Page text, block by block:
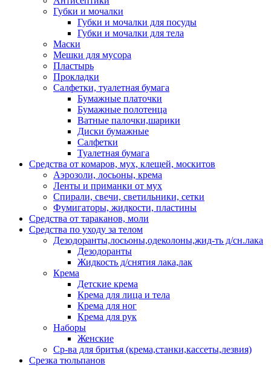
Губки и мочалки
Губки и мочалки для посуды
Губки и мочалки для тела
Маски
Мешки для мусора
Пластырь
Прокладки
Салфетки, туалетная бумага
Бумажные платочки
Бумажные полотенца
Ватные палочки,шарики
Диски бумажные
Салфетки
Туалетная бумага
Средства от комаров, мух, клещей, москитов
Аэрозоли, лосьоны, крема
Ленты и приманки от мух
Спирали, свечи, светильники, сетки
Фумигаторы, жидкости, пластины
Средства от тараканов, моли
Средства по уходу за телом
Дезодоранты,лосьоны,одеколоны,жид-ть д/сн.лака
Дезодоранты
Жидкость д/снятия лака,лак
Крема
Детские крема
Крема для лица и тела
Крема для ног
Крема для рук
Наборы
Женские
Ср-ва для бритья (крема,станки,кассеты,лезвия)
Срезка тюльпанов